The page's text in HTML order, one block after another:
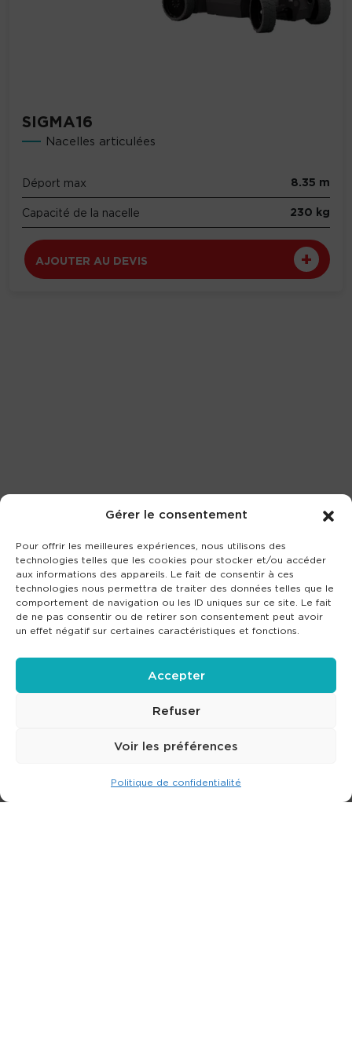
Gérer le consentement
Pour offrir les meilleures expériences, nous utilisons des
technologies telles que les cookies pour stocker et/ou accéder
aux informations des appareils. Le fait de consentir à ces
technologies nous permettra de traiter des données telles que le
comportement de navigation ou les ID uniques sur ce site. Le fait
de ne pas consentir ou de retirer son consentement peut avoir
un effet négatif sur certaines caractéristiques et fonctions.
Accepter
Refuser
Voir les préférences
Politique de confidentialité
SIGMA16
Nacelles articulées
Déport max 8.35 m
Capacité de la nacelle 230 kg
AJOUTER AU DEVIS